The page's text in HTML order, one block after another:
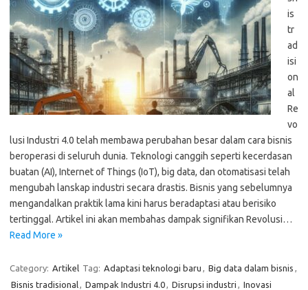
is
tr
ad
isi
on
al
Re
vo
lusi Industri 4.0 telah membawa perubahan besar dalam cara bisnis
beroperasi di seluruh dunia. Teknologi canggih seperti kecerdasan
buatan (AI), Internet of Things (IoT), big data, dan otomatisasi telah
mengubah lanskap industri secara drastis. Bisnis yang sebelumnya
mengandalkan praktik lama kini harus beradaptasi atau berisiko
tertinggal. Artikel ini akan membahas dampak signifikan Revolusi…
Read More »
Category: Artikel Tag: Adaptasi teknologi baru , Big data dalam bisnis ,
Bisnis tradisional, Dampak Industri 4.0, Disrupsi industri , Inovasi